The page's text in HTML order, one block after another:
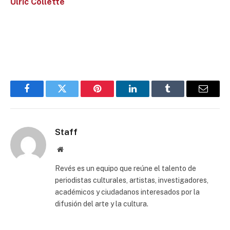
FacebookTwitter Pinterest LinkedInTumblr Email
Staff
Website
Revés es un equipo que reúne el talento de
periodistas culturales, artistas, investigadores,
académicos y ciudadanos interesados por la
difusión del arte y la cultura.